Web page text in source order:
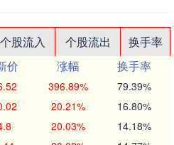
个股流入 个股流出
换手率
价 涨幅
换手率
396.89% 79.39%
20.21% 16.80%
20.03% 14.18%